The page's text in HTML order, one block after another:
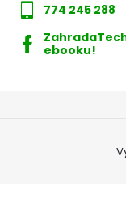
774 245 288
ebooku!